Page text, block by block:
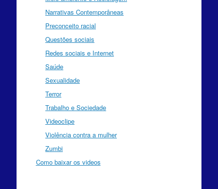
Narrativas Contemporâneas
Preconceito racial
Questões sociais
Redes sociais e Internet
Saúde
Sexualidade
Terror
Trabalho e Sociedade
Videoclipe
Violência contra a mulher
Zumbi
Como baixar os videos